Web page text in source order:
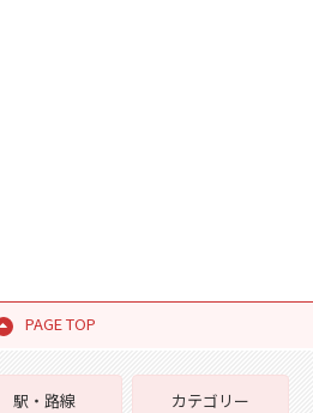
PAGE TOP
駅・路線
カテゴリー